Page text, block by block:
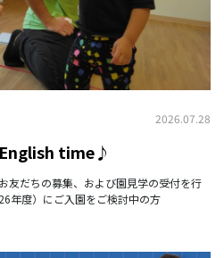
2026.07.28
time♪
友だちの募集、および園見学の受付を行
年度）にご入園をご検討中の方